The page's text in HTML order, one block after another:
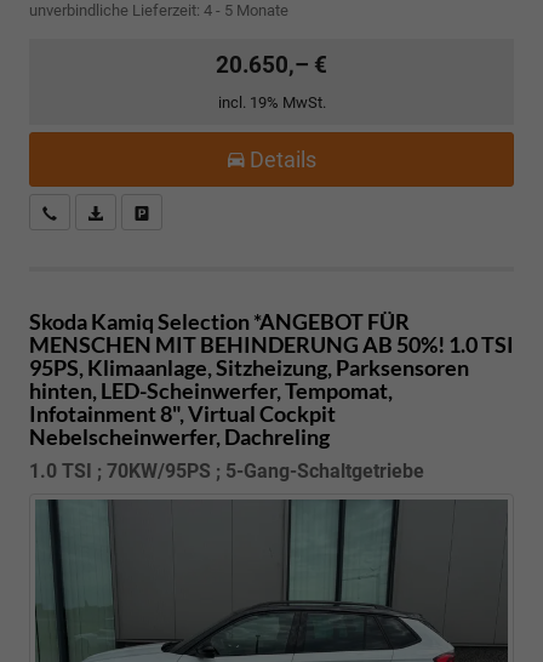
unverbindliche Lieferzeit: 4 - 5 Monate
20.650,– €
incl. 19% MwSt.
Details
Kostenloser Rückruf-Service
PDF-Datei, Fahrzeugexposé drucken
Skoda KamiqSelection *ANGEBOT FÜR
MENSCHEN MIT BEHINDERUNG AB 50%! 1.0 TSI
95PS, Klimaanlage, Sitzheizung, Parksensoren
hinten, LED-Scheinwerfer, Tempomat,
Infotainment 8", Virtual Cockpit
Nebelscheinwerfer, Dachreling
1.0 TSI ; 70KW/95PS ; 5-Gang-Schaltgetriebe